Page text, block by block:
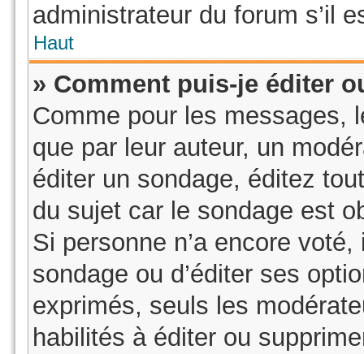
administrateur du forum s’il
Haut
» Comment puis-je éditer
Comme pour les messages,
que par leur auteur, un
éditer un sondage, éditez
du sujet car le sondage est
Si personne n’a encore
sondage ou d’éditer ses
exprimés, seuls les
habilités à éditer ou